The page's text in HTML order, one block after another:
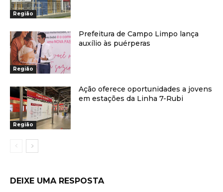
Região
Região
Prefeitura de Campo Limpo lança
auxílio às puérperas
Região
Ação oferece oportunidades a jovens
em estações da Linha 7-Rubi
DEIXE UMA RESPOSTA